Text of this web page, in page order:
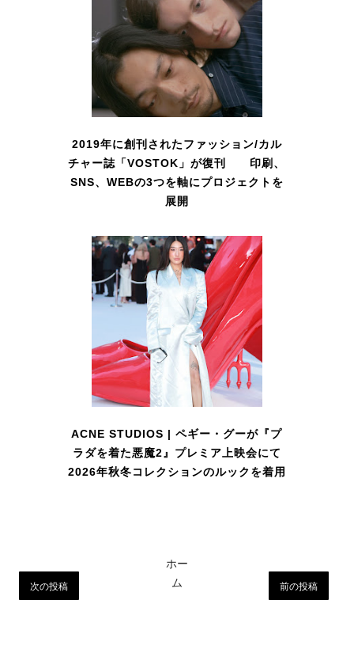
2019年に創刊されたファッション/カル
チャー誌「VOSTOK」が復刊 印刷、
SNS、WEBの3つを軸にプロジェクトを
展開
ACNE STUDIOS | ペギー・グーが『プ
ラダを着た悪魔2』プレミア上映会にて
2026年秋冬コレクションのルックを着用
次の投稿 前の投稿
ホー
ム